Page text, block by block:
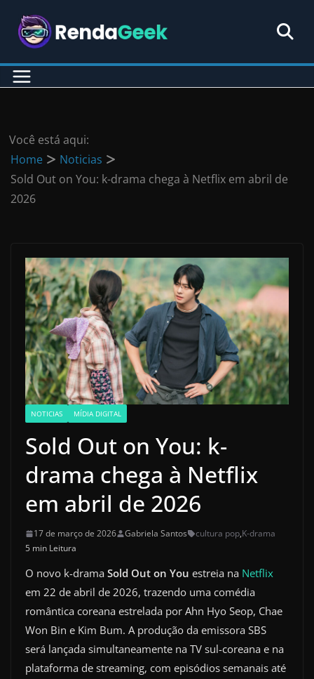
para
conteúdo
Você está aqui:
Home
Noticias
Sold Out on You: k-drama chega à Netflix em abril de
2026
NOTICIAS MÍDIA DIGITAL
Sold Out on You: k-
drama chega à Netflix
em abril de 2026
17 de março de 2026 Gabriela Santos cultura pop,K-drama
5 min Leitura
O novo k-drama Sold Out on You estreia na Netflix
em 22 de abril de 2026, trazendo uma comédia
romântica coreana estrelada por Ahn Hyo Seop, Chae
Won Bin e Kim Bum. A produção da emissora SBS
será lançada simultaneamente na TV sul-coreana e na
plataforma de streaming, com episódios semanais até